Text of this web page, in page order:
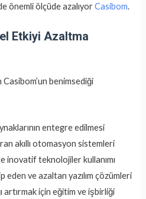
önemli ölçüde azalıyorCasibom.
Etkiyi Azaltma
benimsediği
entegre edilmesi
akıllı otomasyon sistemleri
inovatif teknolojiler kullanımı
eden ve azaltan yazılım çözümleri
artırmak için eğitim ve işbirliği